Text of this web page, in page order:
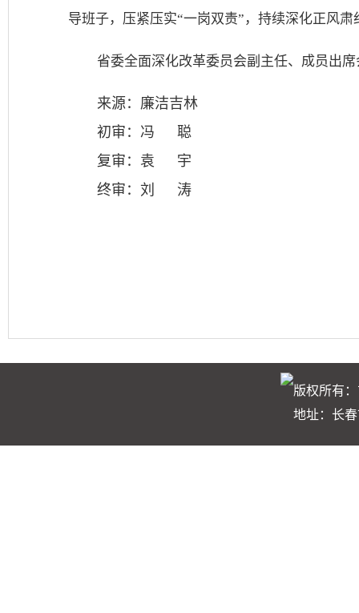
导班子，压紧压实“一岗双责”，持续深化正风
省委全面深化改革委员会副主任、成员出
来源： 廉洁吉林
初审：冯 聪
复审：袁 宇
终审：刘 涛
版权所有
地址：长